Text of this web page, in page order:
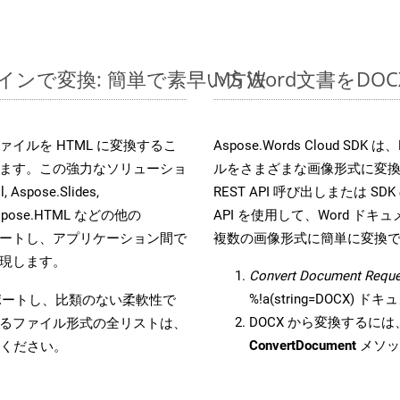
ンで変換: 簡単で素早い方法
イルを HTML に変換するこ
す。この強力なソリューショ
Aspose.Slides,
などの他の
トし、アプリケーション間で
します。
トし、比類のない柔軟性で
ファイル形式の全リストは、
ださい。
MS Word文書を
Aspose.Words Cloud SDK は
ルをさまざまな画像形式に変
REST API 呼び出しまたは
API を使用して、Word ドキュ
複数の画像形式に簡単に変換
Convert Document
%!a(string=DOCX) ドキ
DOCX から変換するに
ConvertDocument メソ